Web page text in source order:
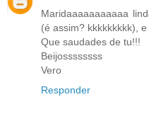
Maridaaaaaaaaaaa
(é assim? kkkkkkkkk),
Que saudades de tu!!!
Beijossssssss
Vero
Responder